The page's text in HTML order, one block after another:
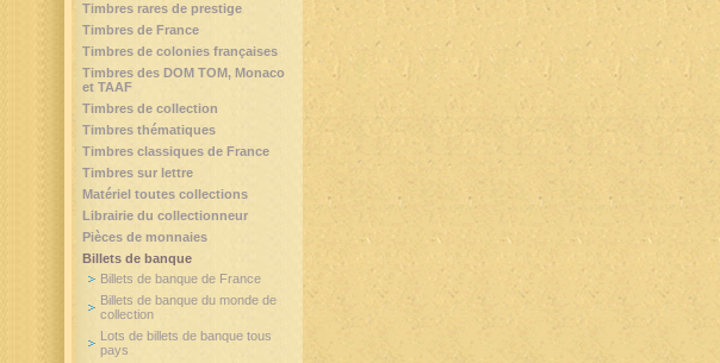
Timbres rares de prestige
Timbres de France
Timbres de colonies françaises
Timbres des DOM TOM, Monaco
et TAAF
Timbres de collection
Timbres thématiques
Timbres classiques de France
Timbres sur lettre
Matériel toutes collections
Librairie du collectionneur
Pièces de monnaies
Billets de banque
Billets de banque de France
Billets de banque du monde de
collection
Lots de billets de banque tous
pays